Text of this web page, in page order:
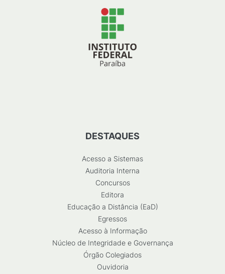
DESTAQUES
Acesso a Sistemas
Auditoria Interna
Concursos
Editora
Educação a Distância (EaD)
Egressos
Acesso à Informação
Núcleo de Integridade e Governança
Órgão Colegiados
Ouvidoria